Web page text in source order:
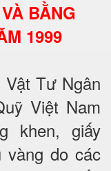
BẰNG
1999
Tư Ngân
Việt Nam
khen, giấy
vàng do các